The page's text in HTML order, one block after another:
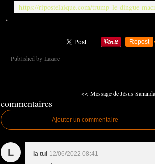
Repost
Published by Lazare
<< Message de Jésus
commentaires
Ajouter un commentaire
L la tul 12/06/2022 08:41